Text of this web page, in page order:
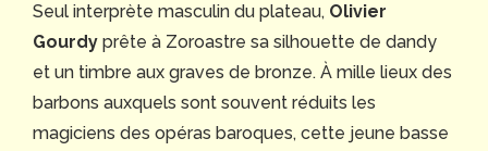
Seul interprète masculin du plateau, Olivier
Gourdy prête à Zoroastre sa silhouette de dandy
et un timbre aux graves de bronze. À mille lieux des
barbons auxquels sont souvent réduits les
magiciens des opéras baroques, cette jeune basse